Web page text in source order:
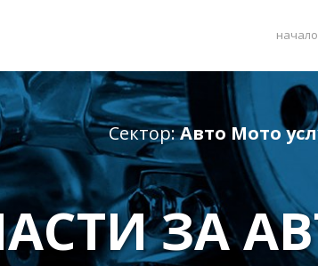
начало
Сектор:Авто Мото
ЗА